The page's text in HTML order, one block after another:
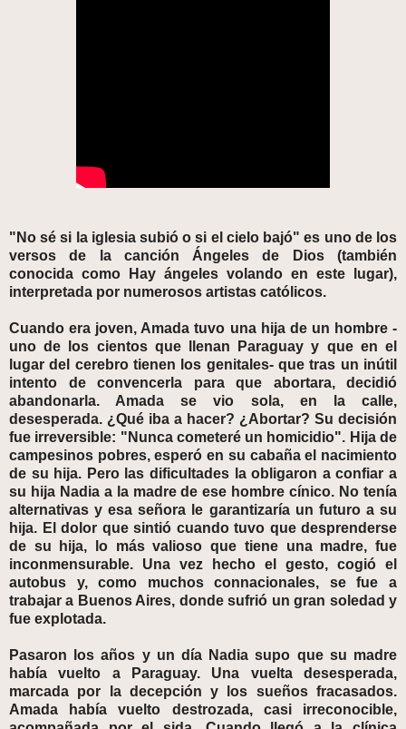
"No sé si la iglesia subió o si el cielo bajó" es uno de los
versos de la canción Ángeles de Dios (también
conocida como Hay ángeles volando en este lugar),
interpretada por numerosos artistas católicos.
Cuando era joven, Amada tuvo una hija de un hombre -
uno de los cientos que llenan Paraguay y que en el
lugar del cerebro tienen los genitales- que tras un inútil
intento de convencerla para que abortara, decidió
abandonarla. Amada se vio sola, en la calle,
desesperada. ¿Qué iba a hacer? ¿Abortar? Su decisión
fue irreversible: "Nunca cometeré un homicidio". Hija de
campesinos pobres, esperó en su cabaña el nacimiento
de su hija. Pero las dificultades la obligaron a confiar a
su hija Nadia a la madre de ese hombre cínico. No tenía
alternativas y esa señora le garantizaría un futuro a su
hija. El dolor que sintió cuando tuvo que desprenderse
de su hija, lo más valioso que tiene una madre, fue
inconmensurable. Una vez hecho el gesto, cogió el
autobus y, como muchos connacionales, se fue a
trabajar a Buenos Aires, donde sufrió un gran soledad y
fue explotada.
Pasaron los años y un día Nadia supo que su madre
había vuelto a Paraguay. Una vuelta desesperada,
marcada por la decepción y los sueños fracasados.
Amada había vuelto destrozada, casi irreconocible,